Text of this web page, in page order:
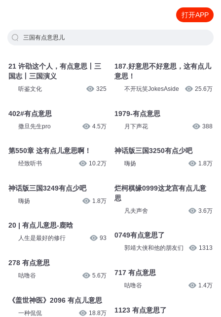
打开APP
三国有点意思儿
21 许劭这个人，有点意思丨三
国志丨三国演义
听鉴文化 325
402#有点意思
撒旦先生pro 4.5万
第550章 这有点儿意思啊！
经致听书 10.2万
神话版三国3249有点少吧
嗨扬 1.8万
20 | 有点儿意思-鹿晗
人生是最好的修行 93
278 有点意思
咕噜谷 5.6万
《盖世神医》2096 有点儿意思
一种侃侃 18.8万
187.好意思不好意思，这有点儿
意思！
不开玩笑JokesAside 25.6万
1979-有点意思
月下声花 388
神话版三国3250有点少吧
嗨扬 1.8万
烂柯棋缘0999这龙宫有点儿意
思
凡夫声舍 3.6万
0749有点意思了
郭靖大侠和他的朋友们 1313
717 有点意思
咕噜谷 1.4万
1123 有点意思了